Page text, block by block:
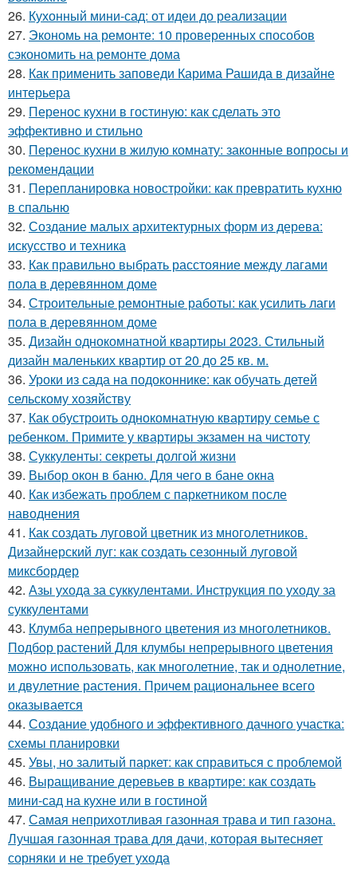
26. Кухонный мини-сад: от идеи до реализации
27. Экономь на ремонте: 10 проверенных способов
сэкономить на ремонте дома
28. Как применить заповеди Карима Рашида в дизайне
интерьера
29. Перенос кухни в гостиную: как сделать это
эффективно и стильно
30. Перенос кухни в жилую комнату: законные вопросы и
рекомендации
31. Перепланировка новостройки: как превратить кухню
в спальню
32. Создание малых архитектурных форм из дерева:
искусство и техника
33. Как правильно выбрать расстояние между лагами
пола в деревянном доме
34. Строительные ремонтные работы: как усилить лаги
пола в деревянном доме
35. Дизайн однокомнатной квартиры 2023. Стильный
дизайн маленьких квартир от 20 до 25 кв. м.
36. Уроки из сада на подоконнике: как обучать детей
сельскому хозяйству
37. Как обустроить однокомнатную квартиру семье с
ребенком. Примите у квартиры экзамен на чистоту
38. Суккуленты: секреты долгой жизни
39. Выбор окон в баню. Для чего в бане окна
40. Как избежать проблем с паркетником после
наводнения
41. Как создать луговой цветник из многолетников.
Дизайнерский луг: как создать сезонный луговой
миксбордер
42. Азы ухода за суккулентами. Инструкция по уходу за
суккулентами
43. Клумба непрерывного цветения из многолетников.
Подбор растений Для клумбы непрерывного цветения
можно использовать, как многолетние, так и однолетние,
и двулетние растения. Причем рациональнее всего
оказывается
44. Создание удобного и эффективного дачного участка:
схемы планировки
45. Увы, но залитый паркет: как справиться с проблемой
46. Выращивание деревьев в квартире: как создать
мини-сад на кухне или в гостиной
47. Самая неприхотливая газонная трава и тип газона.
Лучшая газонная трава для дачи, которая вытесняет
сорняки и не требует ухода